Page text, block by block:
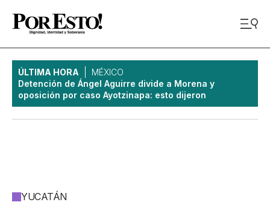
ÚLTIMA HORA
MÉXICO
Detención de Ángel Aguirre divide a Morena y
oposición por caso Ayotzinapa: esto dijeron
YUCATÁN